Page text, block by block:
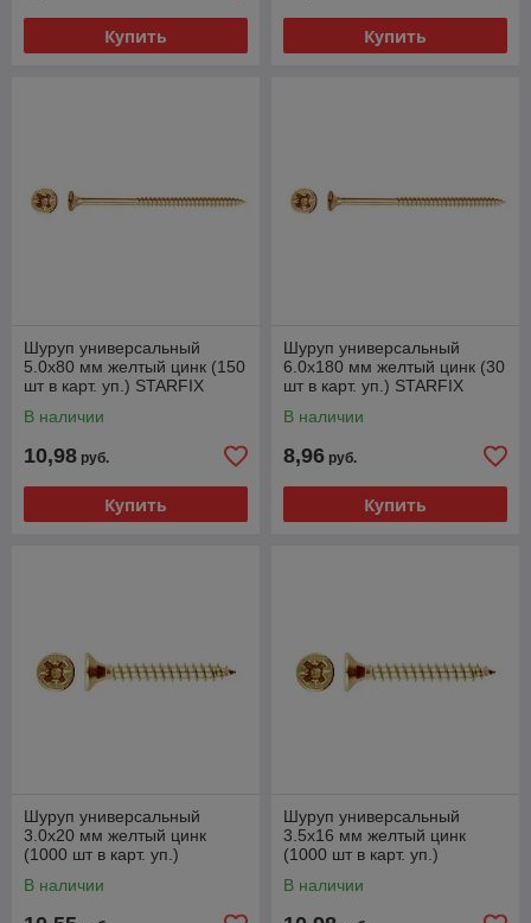
Купить Купить
Шуруп универсальный
5.0х80 мм желтый цинк (150
шт в карт. уп.) STARFIX
В наличии
10,98 руб.
Купить
Шуруп универсальный
6.0х180 мм желтый цинк (30
шт в карт. уп.) STARFIX
В наличии
8,96 руб.
Купить
Шуруп универсальный
3.0х20 мм желтый цинк
(1000 шт в карт. уп.)
В наличии
Шуруп универсальный
3.5х16 мм желтый цинк
(1000 шт в карт. уп.)
В наличии